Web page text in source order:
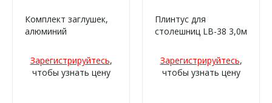
Комплект заглушек,
алюминий
Зарегистрируйтесь,
чтобы узнать цену
Плинтус для
столешниц LB-38 3,0м
империал (729г/210)
Зарегистрируйтесь,
чтобы узнать цену